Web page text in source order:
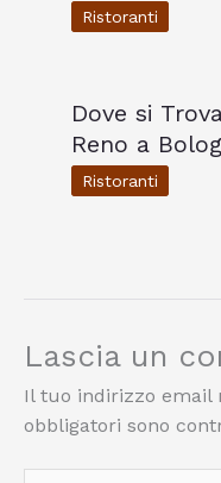
Ristoranti
Dove si
Reno a
Ristoranti
Lascia un
Il tuo indirizzo email
obbligatori sono